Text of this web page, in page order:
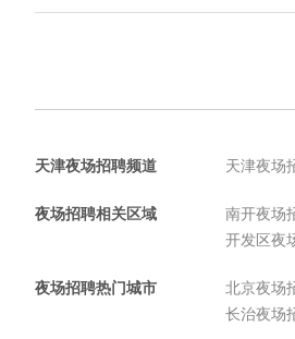
天津夜场招聘频道 天津夜场
夜场招聘相关区域 南开夜场
开发区夜
夜场招聘热门城市 北京夜场
长治夜场